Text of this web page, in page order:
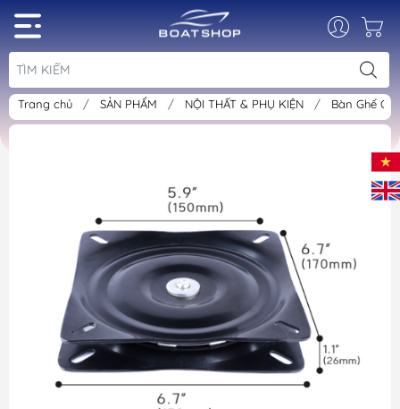
Trang chủ / SẢN PHẨM / NỘI THẤT & PHỤ KIỆN / Bàn Ghế